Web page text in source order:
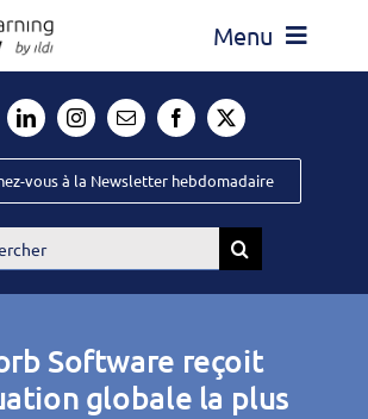
Menu
vous à la Newsletter hebdomadaire
Software reçoit
globale la plus